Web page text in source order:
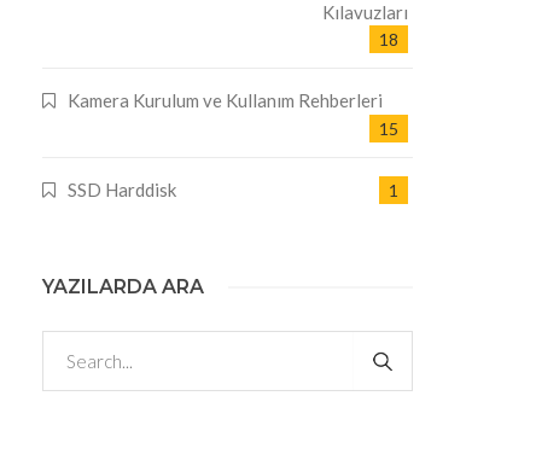
Kılavuzları
18
Kamera Kurulum ve Kullanım Rehberleri
15
SSD Harddisk 1
YAZILARDA ARA